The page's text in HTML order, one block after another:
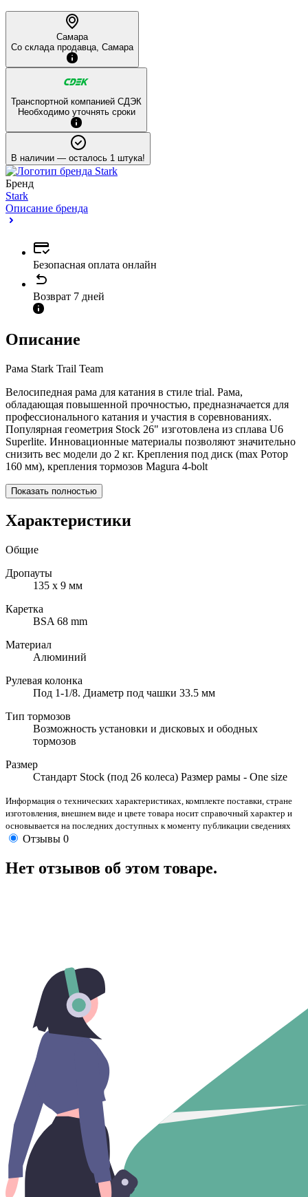
Самара
Со склада продавца, Самара
Транспортной компанией СДЭК
Необходимо уточнять сроки
В наличии — осталось 1 штука!
Бренд
Stark
Описание бренда
Безопасная оплата онлайн
Возврат 7 дней
Описание
Рама Stark Trail Team
Велосипедная рама для катания в стиле trial. Рама,
обладающая повышенной прочностью, предназначается для
профессионального катания и участия в соревнованиях.
Популярная геометрия Stock 26" изготовлена из сплава U6
Superlite. Инновационные материалы позволяют значительно
снизить вес модели до 2 кг. Крепления под диск (max Ротор
160 мм), крепления тормозов Magura 4-bolt
Показать полностью
Характеристики
Общие
Дропауты
135 х 9 мм
Каретка
BSA 68 mm
Материал
Алюминий
Рулевая колонка
Под 1-1/8. Диаметр под чашки 33.5 мм
Тип тормозов
Возможность установки и дисковых и ободных
тормозов
Размер
Стандарт Stock (под 26 колеса) Размер рамы - One size
Информация о технических характеристиках, комплекте поставки, стране
изготовления, внешнем виде и цвете товара носит справочный характер и
основывается на последних доступных к моменту публикации сведениях
Отзывы 0
Нет отзывов об этом товаре.